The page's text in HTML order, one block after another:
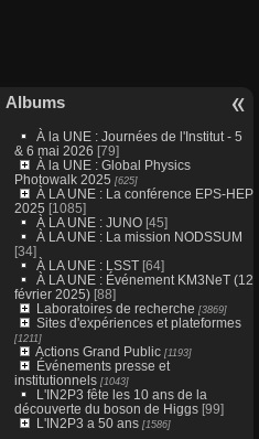
Albums
À la UNE : Journées de l'Institut - 5
& 6 mai 2026 [79]
À la UNE : Global Physics
Photowalk 2025 [625]
À LA UNE : La conférence EPS-HEP
2025 [1085]
À LA UNE : JUNO [45]
À LA UNE : La mission NODSSUM
[34]
À LA UNE : LSST[64]
À LA UNE : Événement KM3NeT (12
février 2025)[88]
Laboratoires de recherche [3869]
Sites d'expériences et plateformes
[1211]
Actions Grand Public[1193]
Événements presse et
institutionnels[1043]
L'IN2P3 fête les 10 ans de la
découverte du boson de Higgs[99]
L'IN2P3 a 50 ans[1586]